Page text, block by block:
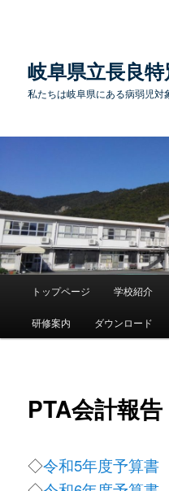
岐阜県立長良
私たちは岐阜県にある病弱児対
メ
メ
イ
コ
テ
トップページ 学校紹介
研修案内 ダウンロード
PTA会計報告
◇令和5年度予算書